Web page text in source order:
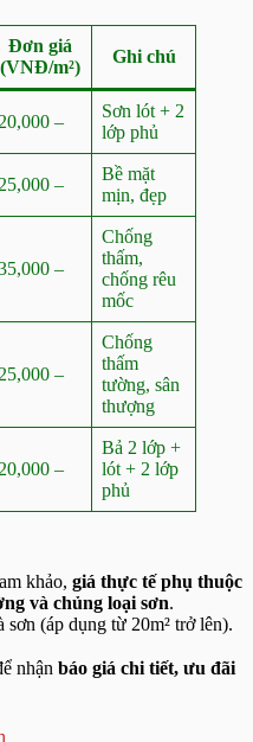
Đơn giá
(VNĐ/m²)
Ghi chú
20,000 –
Sơn lót + 2
lớp phủ
25,000 –
Bề mặt
mịn, đẹp
–
Chống
thấm,
chống rêu
mốc
25,000 –
Chống
thấm
tường, sân
thượng
20,000 –
Bả 2 lớp +
lót + 2 lớp
phủ
khảo, giá thực tế phụ thuộc
và chủng loại sơn.
(áp dụng từ 20m² trở lên).
nhận báo giá chi tiết, ưu đãi